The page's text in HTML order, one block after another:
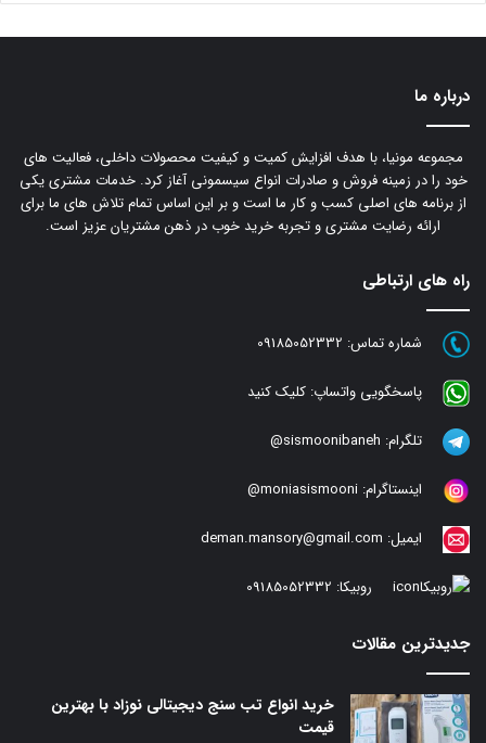
درباره ما
مجموعه مونیا، با هدف افزایش کمیت و کیفیت محصولات داخلی، فعالیت های
خود را در زمینه فروش و صادرات انواع سیسمونی آغاز کرد. خدمات مشتری یکی
از برنامه های اصلی کسب و کار ما است و بر این اساس تمام تلاش های ما برای
ارائه رضایت مشتری و تجربه خرید خوب در ذهن مشتریان عزیز است.
راه های ارتباطی
شماره تماس: 09185052332
پاسخگویی واتساپ: کلیک کنید
تلگرام: sismoonibaneh@
اینستاگرام: moniasismooni@
ایمیل: deman.mansory@gmail.com
روبیکا: 09185052332
جدیدترین مقالات
خرید انواع تب سنج دیجیتالی نوزاد با بهترین
قیمت